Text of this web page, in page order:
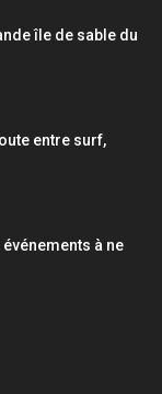
île de sable du
entre surf,
à ne